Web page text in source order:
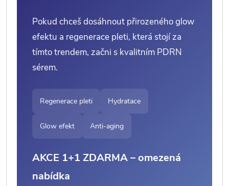
Pokud chceš dosáhnout přirozeného glow
efektu a regenerace pleti, která stojí za
tímto trendem, začni s kvalitním PDRN
sérem.
Regenerace pleti Hydratace
Glow efekt Anti-aging
AKCE 1+1 ZDARMA – omezená
nabídka